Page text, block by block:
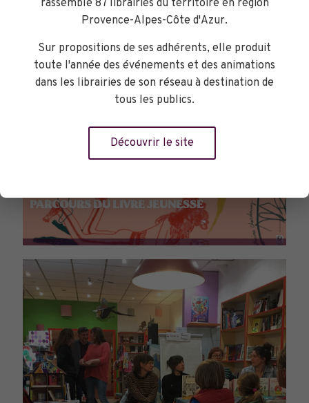
PARCOURS DU LIVRE JEUNESSE
rassemble 87 librairies du territoire en région
Provence-Alpes-Côte d'Azur.
Sur propositions de ses adhérents, elle produit
toute l'année des événements et des animations
dans les librairies de son réseau à destination de
tous les publics.
Découvrir le site